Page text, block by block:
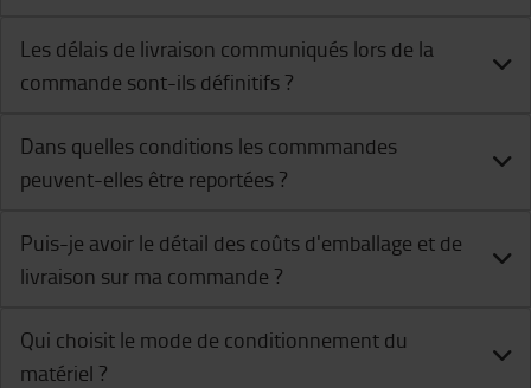
Les délais de livraison communiqués lors de la
commande sont-ils définitifs ?
Dans quelles conditions les commmandes
peuvent-elles être reportées ?
Puis-je avoir le détail des coûts d'emballage et de
livraison sur ma commande ?
Qui choisit le mode de conditionnement du
matériel ?